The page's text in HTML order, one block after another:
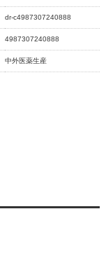
dr-c4987307240888
4987307240888
中外医薬生産